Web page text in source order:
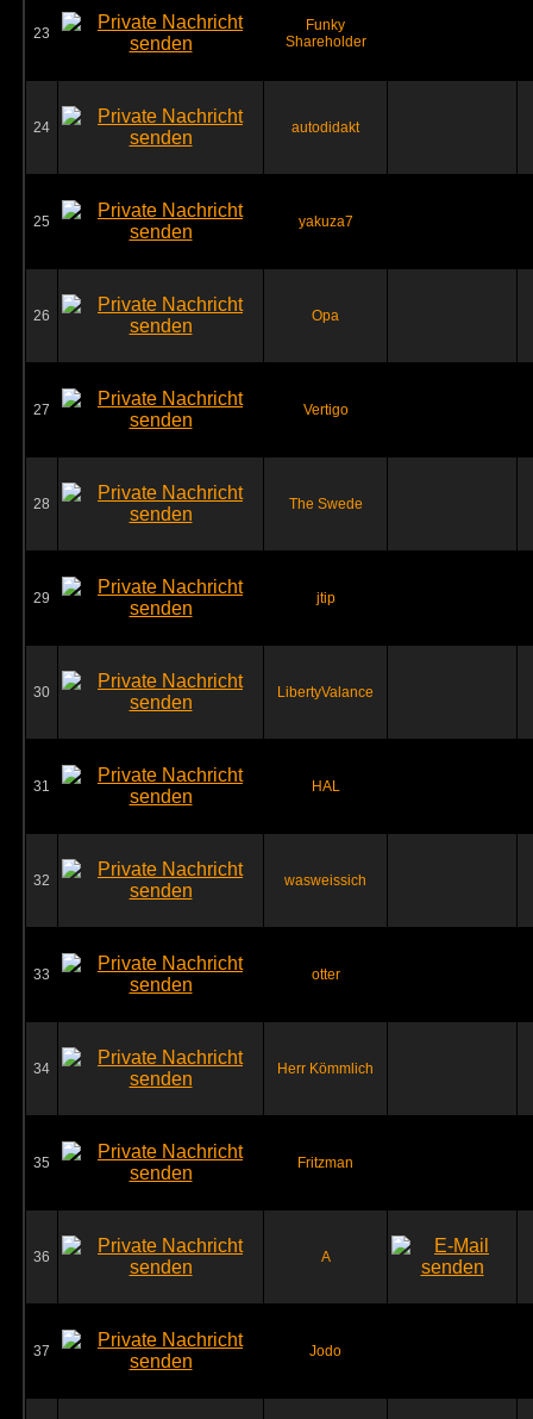
23
Funky
Shareholder
24 autodidakt
25 yakuza7
26 Opa
27 Vertigo
28 The Swede
29 jtip
30 LibertyValance
31 HAL
32 wasweissich
33 otter
34 Herr Kömmlich
35 Fritzman
36 A
37 Jodo